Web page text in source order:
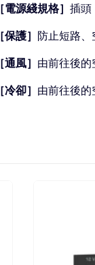
［電源綫規格］插頭
［保護］ 防止短路
［通風］ 由前往後的
［冷卻］ 由前往後的